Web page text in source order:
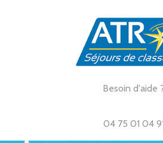
Besoin d'aide
04 75 01 04